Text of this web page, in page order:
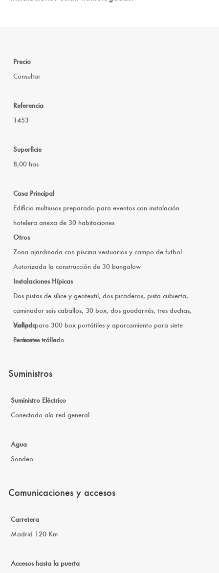
Precio
Consultar
Referencia
1453
Superficie
8,00 has
Casa Principal
Edificio multiusos preparado para eventos con instalación
hotelera anexa de 30 habitaciones
Otros
Zona ajardinada con piscina vestuarios y campo de futbol.
Autorizada la construcción de 30 bungalow
Instalaciones Hípicas
Dos pistas de sílice y geotextil, dos picaderos, pista cubierta,
caminador seis caballos, 30 box, dos guadarnés, tres duchas,
campa para 300 box portátiles y aparcamiento para siete
camiones tráiler
Vallada
Perímetro vallado
Suministros
Suministro Eléctrico
Conectado ala red general
Agua
Sondeo
Comunicaciones y accesos
Carretera
Madrid 120 Km
Accesos hasta la puerta